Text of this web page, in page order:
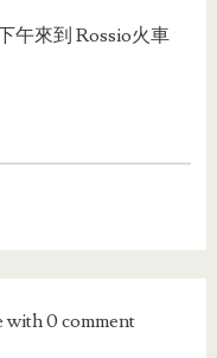
午來到 Rossio火車
with0 comment